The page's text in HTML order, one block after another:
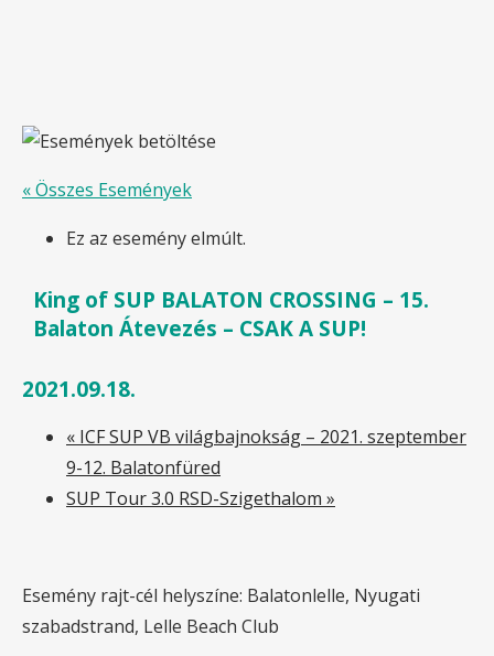
« Összes Események
Ez az esemény elmúlt.
King of SUP BALATON CROSSING – 15.
Balaton Átevezés – CSAK A SUP!
2021.09.18.
« ICF SUP VB világbajnokság – 2021. szeptember
9-12. Balatonfüred
SUP Tour 3.0 RSD-Szigethalom »
Esemény rajt-cél helyszíne: Balatonlelle, Nyugati
szabadstrand, Lelle Beach Club